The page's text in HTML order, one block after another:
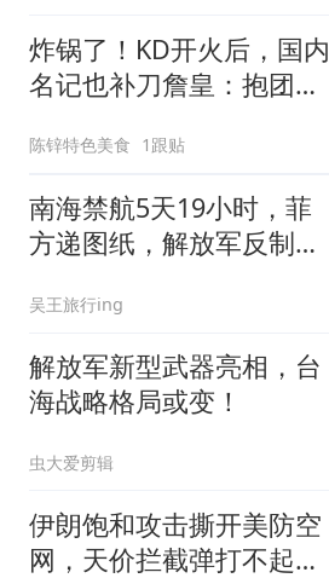
炸锅了！KD开火后，国内
名记也补刀詹皇：抱团无
陈锌特色美食 1跟贴
南海禁航5天19小时，菲
方递图纸，解放军反制组
吴王旅行ing
解放军新型武器亮相，台
海战略格局或变！
虫大爱剪辑
伊朗饱和攻击撕开美防空
网，天价拦截弹打不起，